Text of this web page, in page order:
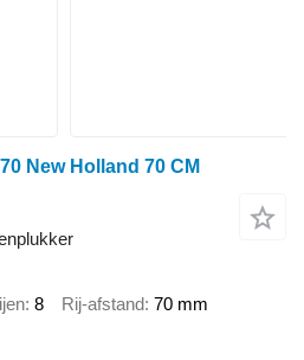
New Holland 70 CM
8 Rij-afstand 70 mm